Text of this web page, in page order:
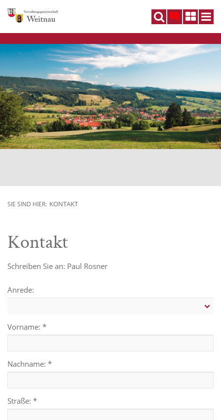
DE
SIE SIND HIER: KONTAKT
Kontakt
Schreiben Sie an: Paul Rosner
Anrede:
Vorname: *
Nachname: *
Straße: *